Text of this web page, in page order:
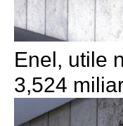
Enel, utile
3,524